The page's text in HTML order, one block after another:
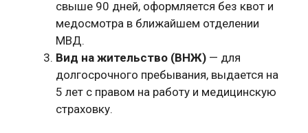
свыше 90 дней, оформляется без квот и
медосмотра в ближайшем отделении
МВД.
Вид на жительство (ВНЖ) — для
долгосрочного пребывания, выдается на
5 лет с правом на работу и медицинскую
страховку.